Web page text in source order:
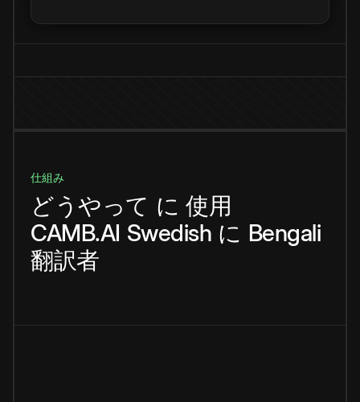
仕組み
どうやって に 使用
CAMB.AI Swedish に Bengali
翻訳者